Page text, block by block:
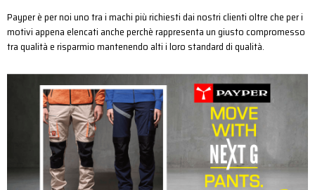
Payper è per noi uno tra i machi più richiesti dai nostri clienti oltre che per i
motivi appena elencati anche perchè rappresenta un giusto compromesso
tra qualità e risparmio mantenendo alti i loro standard di qualità.